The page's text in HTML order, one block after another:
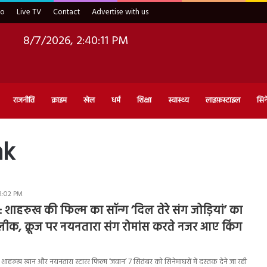
Live TV Contact Advertise with us
8/7/2026, 2:40:12 PM
राजनीति क्राइम खेल धर्म शिक्षा स्वास्थ्य लाइफ़स्टाइल
PM
शाहरुख की फिल्म का सॉन्ग ‘दिल तेरे संग जोड़ियां’ का
क्रूज पर नयनतारा संग रोमांस करते नजर आए किंग
खान और नयनतारा स्टारर फिल्म ‘जवान’ 7 सितंबर को सिनेमाघरों में दस्तक देने जा रही